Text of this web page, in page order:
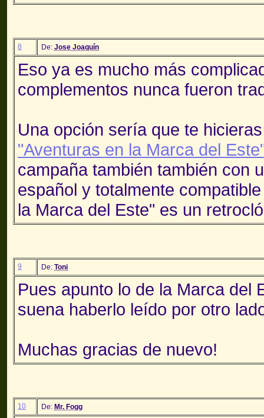
8 De: Jose Joaquín
Eso ya es mucho más
complementos nunca fueron
Una opción sería que te
"Aventuras en la Marca del
campaña también también con
español y totalmente
la Marca del Este" es un
9 De: Toni
Pues apunto lo de la Marca del
suena haberlo leído por otro
Muchas gracias de nuevo!
10 De: Mr. Fogg